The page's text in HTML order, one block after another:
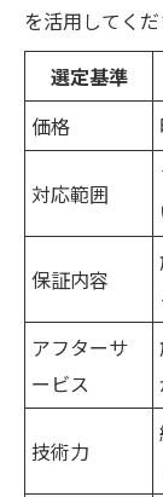
を活用してくだ
選定基準
価格
対応範囲
保証内容
アフターサ
ービス
技術力